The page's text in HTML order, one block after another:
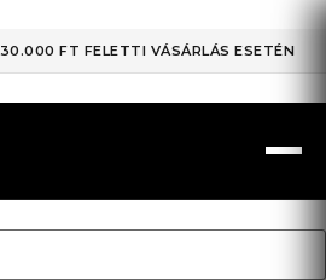
30.000 FT FELETTI VÁSÁRLÁS ESETÉN